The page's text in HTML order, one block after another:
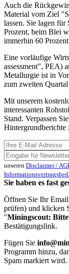
Auch die
Material vom Ziel
lassen. Sie lagen
Prozent, beim Blei
immerhin 60
Eine vorläufige
assessment", PEA)
Metallurgie ist in
zum zweiten
Mit unserem
interessanten
Stand. Verpassen
Hintergrundberichte
unseren Disclaimer /
Sie haben es fast
Öffnen Sie Ihr
prüfen) und klicken
"Miningscout:
Bestätigungslink.
Fügen Sie
Programm hinzu,
Spam markiert wird.